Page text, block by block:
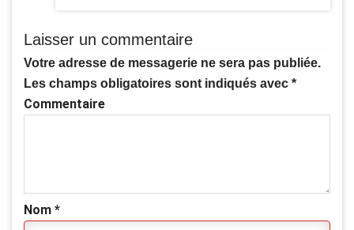
Laisser un commentaire
Votre adresse de messagerie ne sera pas publiée.
Les champs obligatoires sont indiqués avec *
Commentaire
Nom *